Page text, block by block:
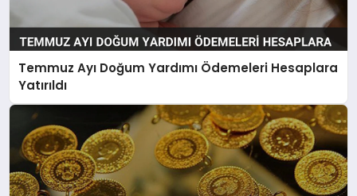
Temmuz Ayı Doğum Yardımı Ödemeleri Hesaplara
Yatırıldı